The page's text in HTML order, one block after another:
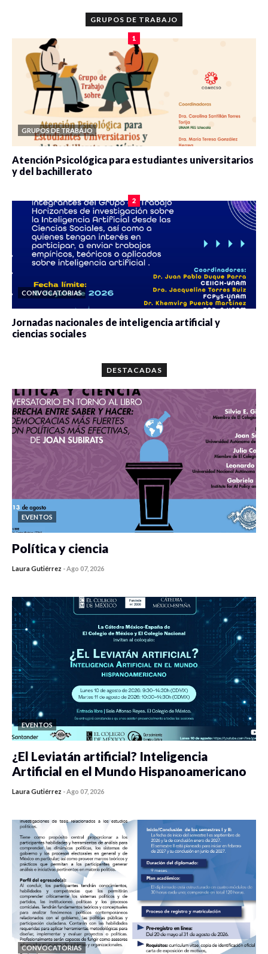
GRUPOS DE TRABAJO
1
GRUPOS DE TRABAJO
Atención Psicológica para estudiantes universitarios
y del bachillerato
2
CONVOCATORIAS
Jornadas nacionales de inteligencia artificial y
ciencias sociales
DESTACADAS
EVENTOS
Política y ciencia
Laura Gutiérrez -Ago 07, 2026
EVENTOS
¿El Leviatán artificial? Inteligencia
Artificial en el Mundo Hispanoamericano
Laura Gutiérrez -Ago 07, 2026
CONVOCATORIAS